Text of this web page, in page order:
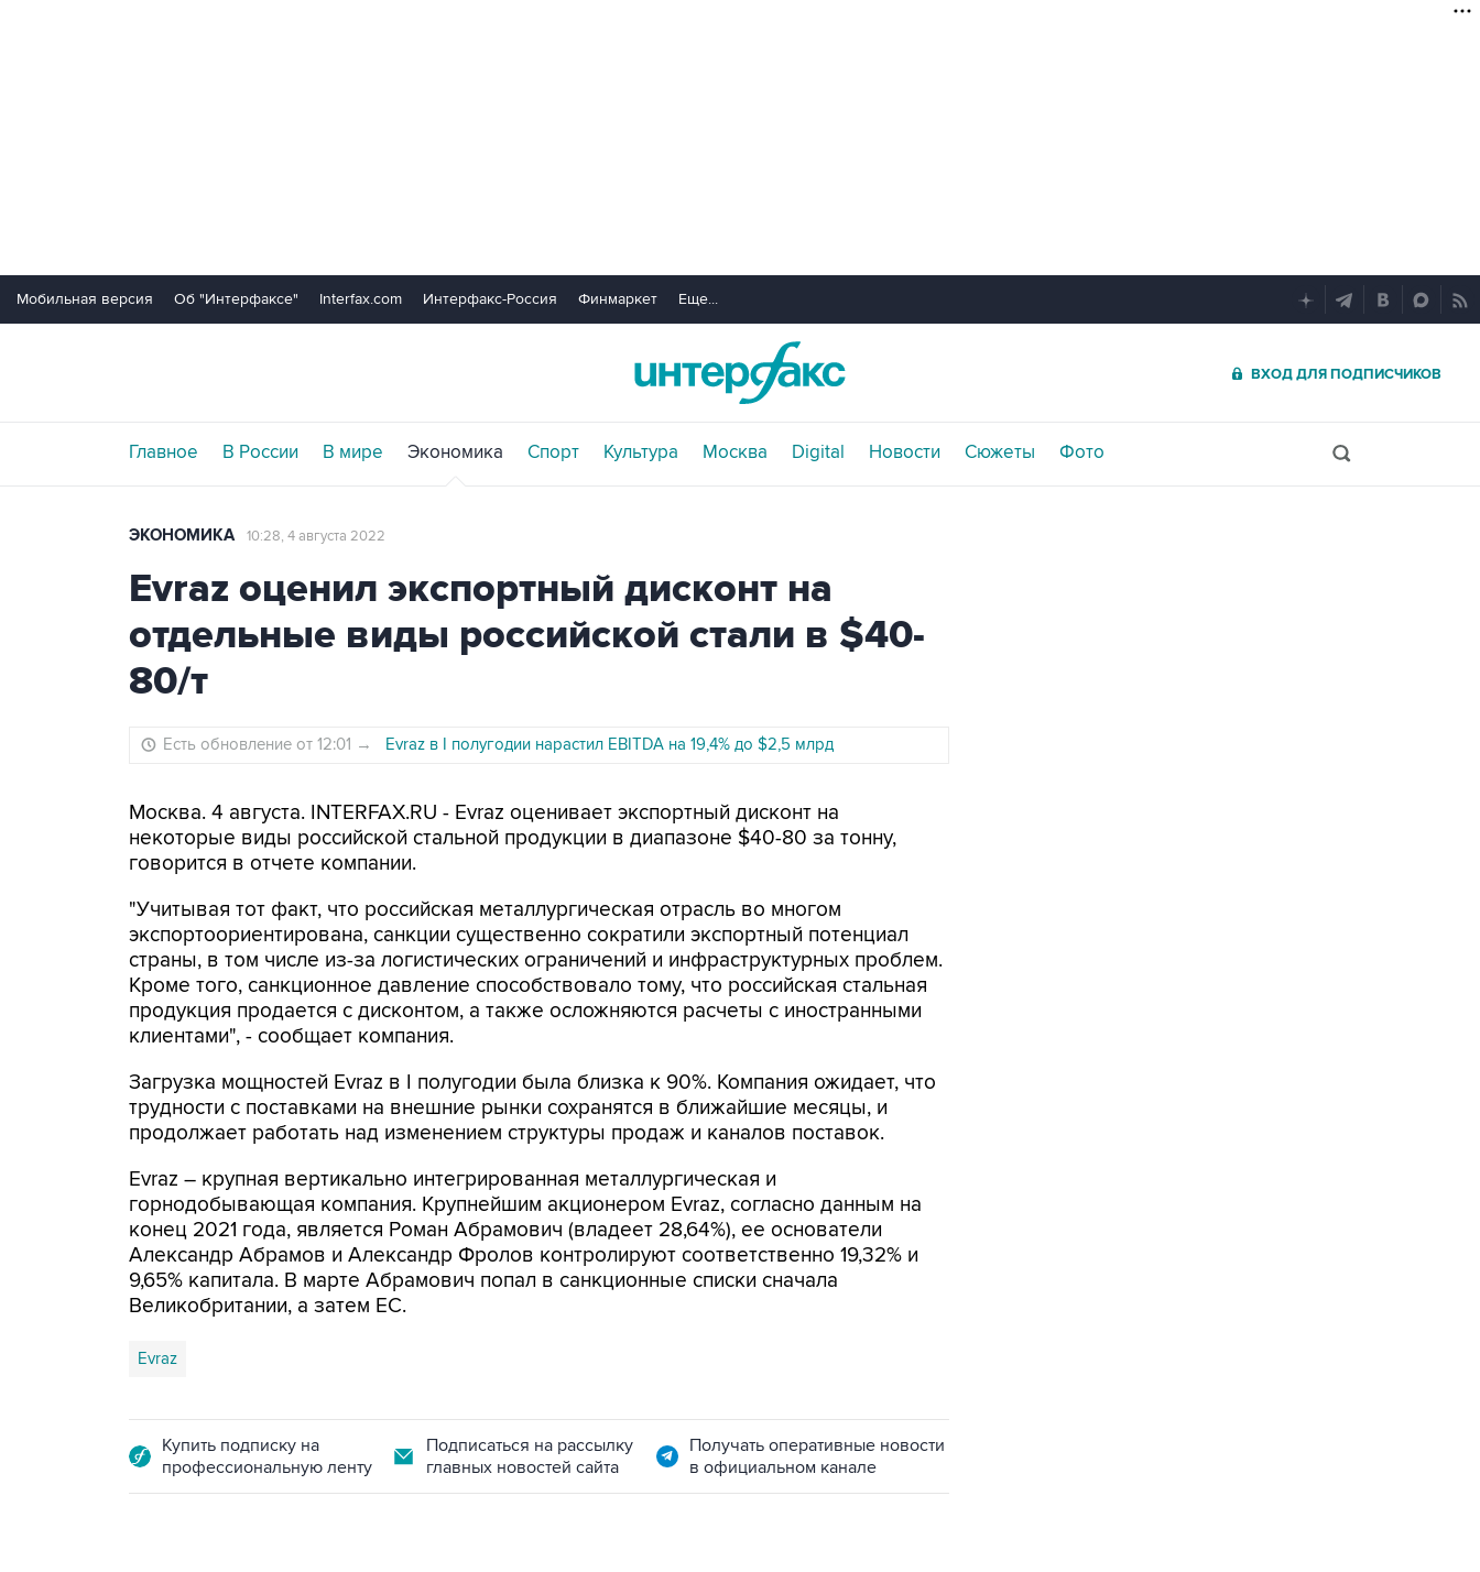
Мобильная версия Об "Интерфаксе" Interfax.com Интерфакс-Россия Финмаркет Еще...
ВХОД ДЛЯ ПОДПИСЧИКОВ
Главное В России В мире Экономика Спорт Культура Москва Digital Новости Сюжеты Фото
ЭКОНОМИКА 10:28, 4 августа 2022
Evraz оценил экспортный дисконт на
отдельные виды российской стали в $40-
80/т
Есть обновление от 12:01 → Evraz в I полугодии нарастил EBITDA на 19,4% до $2,5 млрд
Москва. 4 августа. INTERFAX.RU - Evraz оценивает экспортный дисконт на
некоторые виды российской стальной продукции в диапазоне $40-80 за тонну,
говорится в отчете компании.
"Учитывая тот факт, что российская металлургическая отрасль во многом
экспортоориентирована, санкции существенно сократили экспортный потенциал
страны, в том числе из-за логистических ограничений и инфраструктурных проблем.
Кроме того, санкционное давление способствовало тому, что российская стальная
продукция продается с дисконтом, а также осложняются расчеты с иностранными
клиентами", - сообщает компания.
Загрузка мощностей Evraz в I полугодии была близка к 90%. Компания ожидает, что
трудности с поставками на внешние рынки сохранятся в ближайшие месяцы, и
продолжает работать над изменением структуры продаж и каналов поставок.
Evraz – крупная вертикально интегрированная металлургическая и
горнодобывающая компания. Крупнейшим акционером Evraz, согласно данным на
конец 2021 года, является Роман Абрамович (владеет 28,64%), ее основатели
Александр Абрамов и Александр Фролов контролируют соответственно 19,32% и
9,65% капитала. В марте Абрамович попал в санкционные списки сначала
Великобритании, а затем ЕС.
Evraz
Купить подписку на
профессиональную ленту
Подписаться на рассылку
главных новостей сайта
Получать оперативные новости
в официальном канале